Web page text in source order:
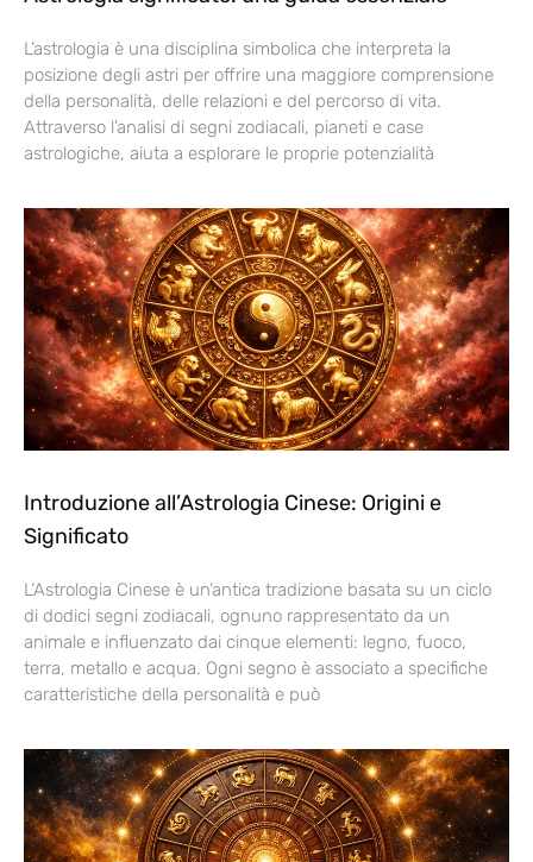
L’astrologia è una disciplina simbolica che interpreta la
posizione degli astri per offrire una maggiore comprensione
della personalità, delle relazioni e del percorso di vita.
Attraverso l’analisi di segni zodiacali, pianeti e case
astrologiche, aiuta a esplorare le proprie potenzialità
Introduzione all’Astrologia Cinese: Origini e
Significato
L’Astrologia Cinese è un’antica tradizione basata su un ciclo
di dodici segni zodiacali, ognuno rappresentato da un
animale e influenzato dai cinque elementi: legno, fuoco,
terra, metallo e acqua. Ogni segno è associato a specifiche
caratteristiche della personalità e può